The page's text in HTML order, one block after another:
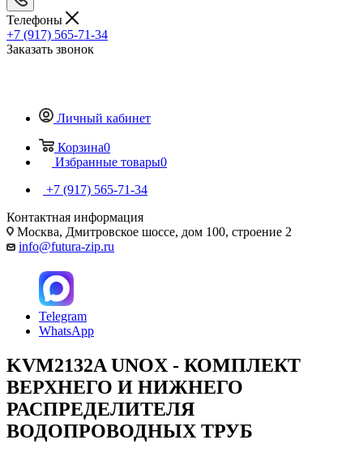
Телефоны
+7 (917) 565-71-34
Заказать звонок
Личный кабинет
Корзина0
Избранные товары0
+7 (917) 565-71-34
Контактная информация
Москва, Дмитровское шоссе, дом 100, строение 2
info@futura-zip.ru
Telegram
WhatsApp
KVM2132A UNOX - КОМПЛЕКТ
ВЕРХНЕГО И НИЖНЕГО
РАСПРЕДЕЛИТЕЛЯ
ВОДОПРОВОДНЫХ ТРУБ